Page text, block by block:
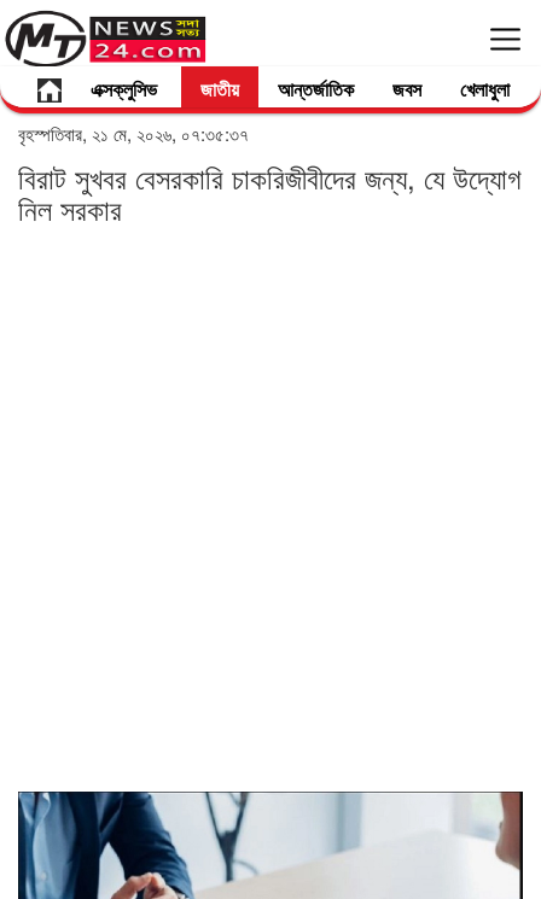
এক্সক্লুসিভ জাতীয় আন্তর্জাতিক জবস খেলাধুলা
বৃহস্পতিবার, ২১ মে, ২০২৬, ০৭:৩৫:৩৭
বিরাট সুখবর বেসরকারি চাকরিজীবীদের জন্য, যে উদ্যোগ
নিল সরকার